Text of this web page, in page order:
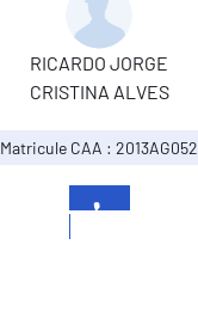
RICARDO JORGE
CRISTINA ALVES
Matricule CAA : 2013AG052